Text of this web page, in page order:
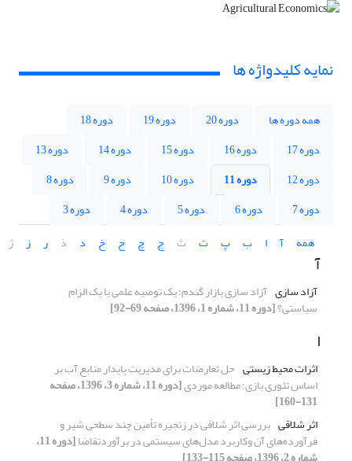
نمایه کلیدواژه ها
همه دوره ها دوره 20 دوره 19
دوره 18
دوره 17
دوره 16 دوره 15 دوره 14
دوره 13
دوره 12
دوره 11 دوره 10 دوره 9
دوره 8
دوره 7
دوره 6 دوره 5 دوره 4
دوره 3
همه
آ ا ب پ ت ث ج چ ح خ د ذ ر ز ژ
آ
آزاد سازی آزاد سازی بازار گندم؛ یک توصیه علمی یا یک الزام
سیاستی؟[دوره 11، شماره 1، 1396، صفحه 69-92]
ا
اثرات محیط زیستی حل تعارضات برای مدیریت پایدار منابع آب بر
اساس تئوری بازی؛ مطالعه موردی [دوره 11، شماره 3، 1396، صفحه
131-160]
اثر شلاقی بررسی اثر شلاقی در زنجیره تأمین چند سطحی شیر و
فرآورده‌های آن وکاربرد مدل‌های سیستمی در برآوردتقاضا [دوره 11،